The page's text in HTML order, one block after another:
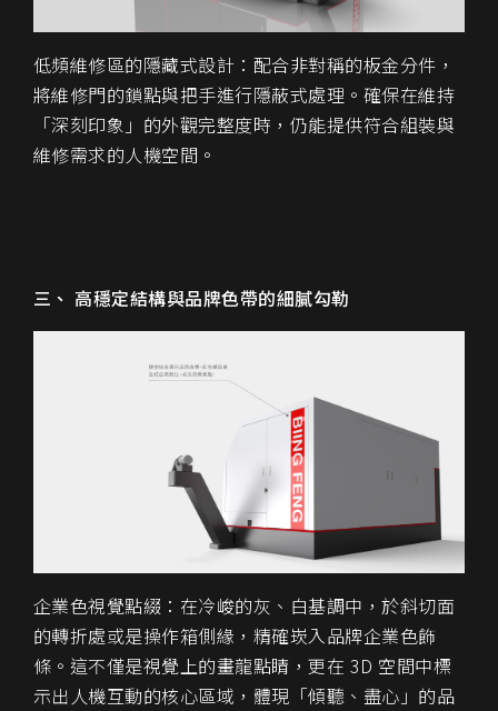
低頻維修區的隱藏式設計 ：配合非對稱的板金分件，
將維修門的鎖點與把手進行隱蔽式處理。確保在維持
「深刻印象」的外觀完整度時，仍能提供符合組裝與
維修需求的人機空間。
三、 高穩定結構與品牌色帶的細膩勾勒
企業色視覺點綴 ：在冷峻的灰、白基調中，於斜切面
的轉折處或是操作箱側緣，精確崁入品牌企業色飾
條 。這不僅是視覺上的畫龍點睛，更在 3D 空間中標
示出人機互動的核心區域，體現「傾聽、盡心」的品